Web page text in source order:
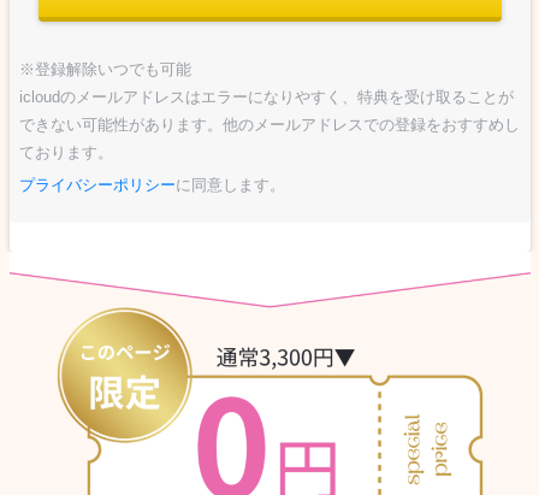
※登録解除いつでも可能
icloudのメールアドレスはエラーになりやすく、特典を受け取ることが
できない可能性があります。他のメールアドレスでの登録をおすすめし
ております。
プライバシーポリシーに同意します。